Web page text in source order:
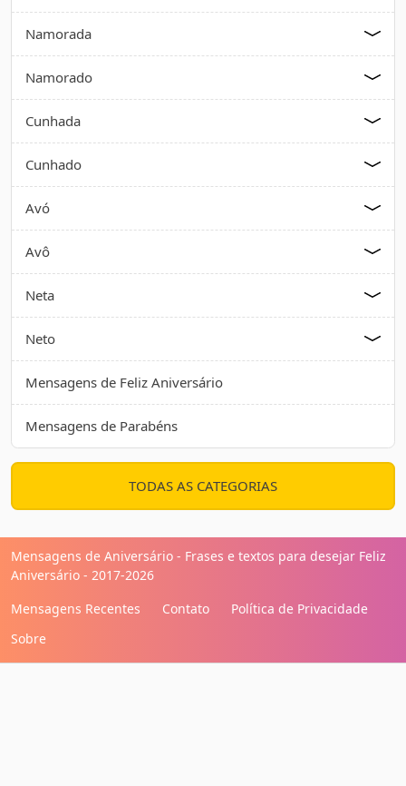
Namorada
Namorado
Cunhada
Cunhado
Avó
Avô
Neta
Neto
Mensagens de Feliz Aniversário
Mensagens de Parabéns
TODAS AS CATEGORIAS
Mensagens de Aniversário - Frases e textos para desejar Feliz
Aniversário - 2017-2026
Mensagens Recentes
Contato
Política de Privacidade
Sobre